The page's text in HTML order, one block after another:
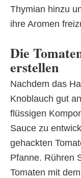
Thymian hinzu
ihre Aromen
Die
erstellen
Nachdem das
Knoblauch gut
flüssigen
Sauce zu
gehackten
Pfanne. Rühren
Tomaten mit